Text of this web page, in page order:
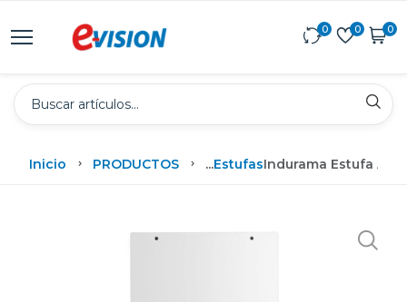
0 0 0
Inicio PRODUCTOS ...EstufasIndurama Estufa A